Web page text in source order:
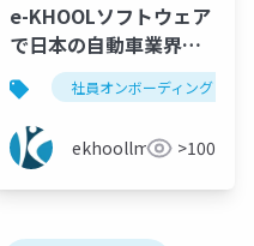
自動車業界研修 e-khoolソ
e-KHOOLソフトウェア
で日本の自動車業界の
オンボーディングを強
化
社員オンボーディング
ekhoollms >100